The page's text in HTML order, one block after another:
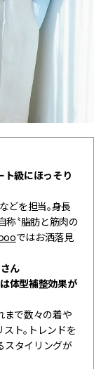
ト級にほっそり
どを担当。身長
称〝脂肪と筋肉の
ではお洒落見
ん
体型補整効果が
まで数々の着や
ト。トレンドを
スタイリングが